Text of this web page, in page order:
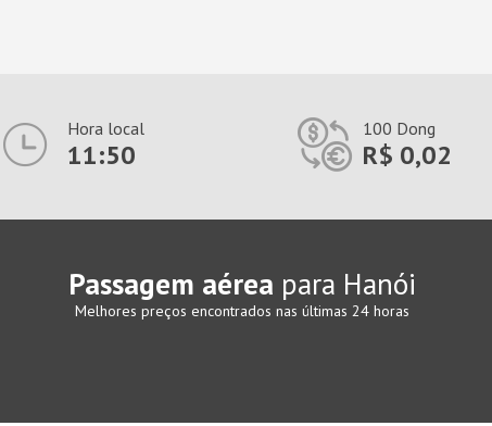
Hora local
11:50
100 Dong
R$ 0,02
Passagem aérea para Hanói
Melhores preços encontrados nas últimas 24 horas